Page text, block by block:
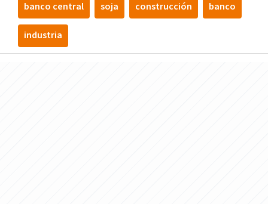
banco central soja construcción banco
industria